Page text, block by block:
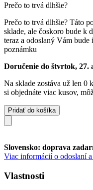
Prečo to trvá dlhšie?
Prečo to trvá dlhšie? Táto
sklade, ale čoskoro bude k
teraz a odoslaný Vám
poznámku
Doručenie do štvrtok, 27.
Na sklade zostáva už len 0
si objednáte viac kusov,
Pridať do košíka
Slovensko: doprava
Viac informácií o odoslaní
Vlastnosti